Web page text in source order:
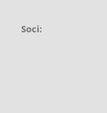
Soci: